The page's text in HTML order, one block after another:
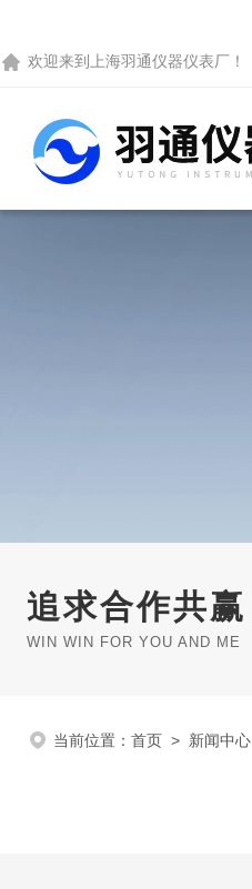
欢迎来到 上海羽通仪器仪表厂 ！
追求合作共赢
WIN WIN FOR YOU AND ME
当前位置： 首页 > 新闻中心